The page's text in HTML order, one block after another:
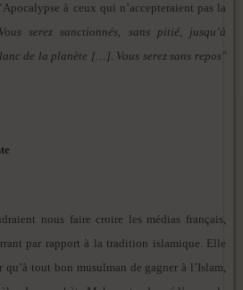
à ceux qui n’accepteraient pas la
serez sanctionnés, sans pitié, jusqu’à
de la planète […]. Vous serez sans repos"
nous faire croire les médias français,
par rapport à la tradition islamique. Elle
tout bon musulman de gagner à l’Islam,